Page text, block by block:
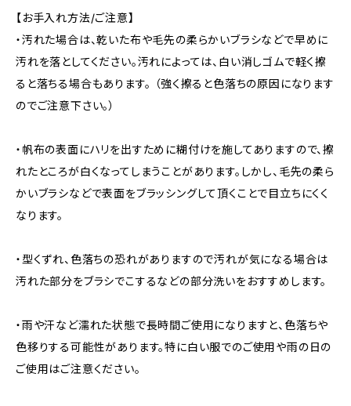
【お手入れ方法/ご注意】
・汚れた場合は、乾いた布や毛先の柔らかいブラシなどで早めに
汚れを落としてください。汚れによっては、白い消しゴムで軽く擦
ると落ちる場合もあります。 （強く擦ると色落ちの原因になります
のでご注意下さい。）
・帆布の表面にハリを出すために糊付けを施してありますので、擦
れたところが白くなってしまうことがあります。しかし、毛先の柔ら
かいブラシなどで表面をブラッシングして頂くことで目立ちにくく
なります。
・型くずれ、色落ちの恐れがありますので汚れが気になる場合は
汚れた部分をブラシでこするなどの部分洗いをおすすめします。
・雨や汗など濡れた状態で長時間ご使用になりますと、色落ちや
色移りする可能性があります。特に白い服でのご使用や雨の日の
ご使用はご注意ください。